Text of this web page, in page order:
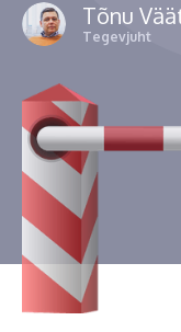
Tõnu
Tegevjuht